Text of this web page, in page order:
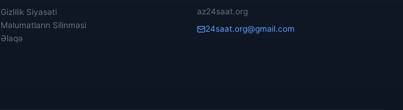
Gizlilik Siyasəti
Məlumatların Silinməsi
Əlaqə
az24saat.org
24saat.org@gmail.com